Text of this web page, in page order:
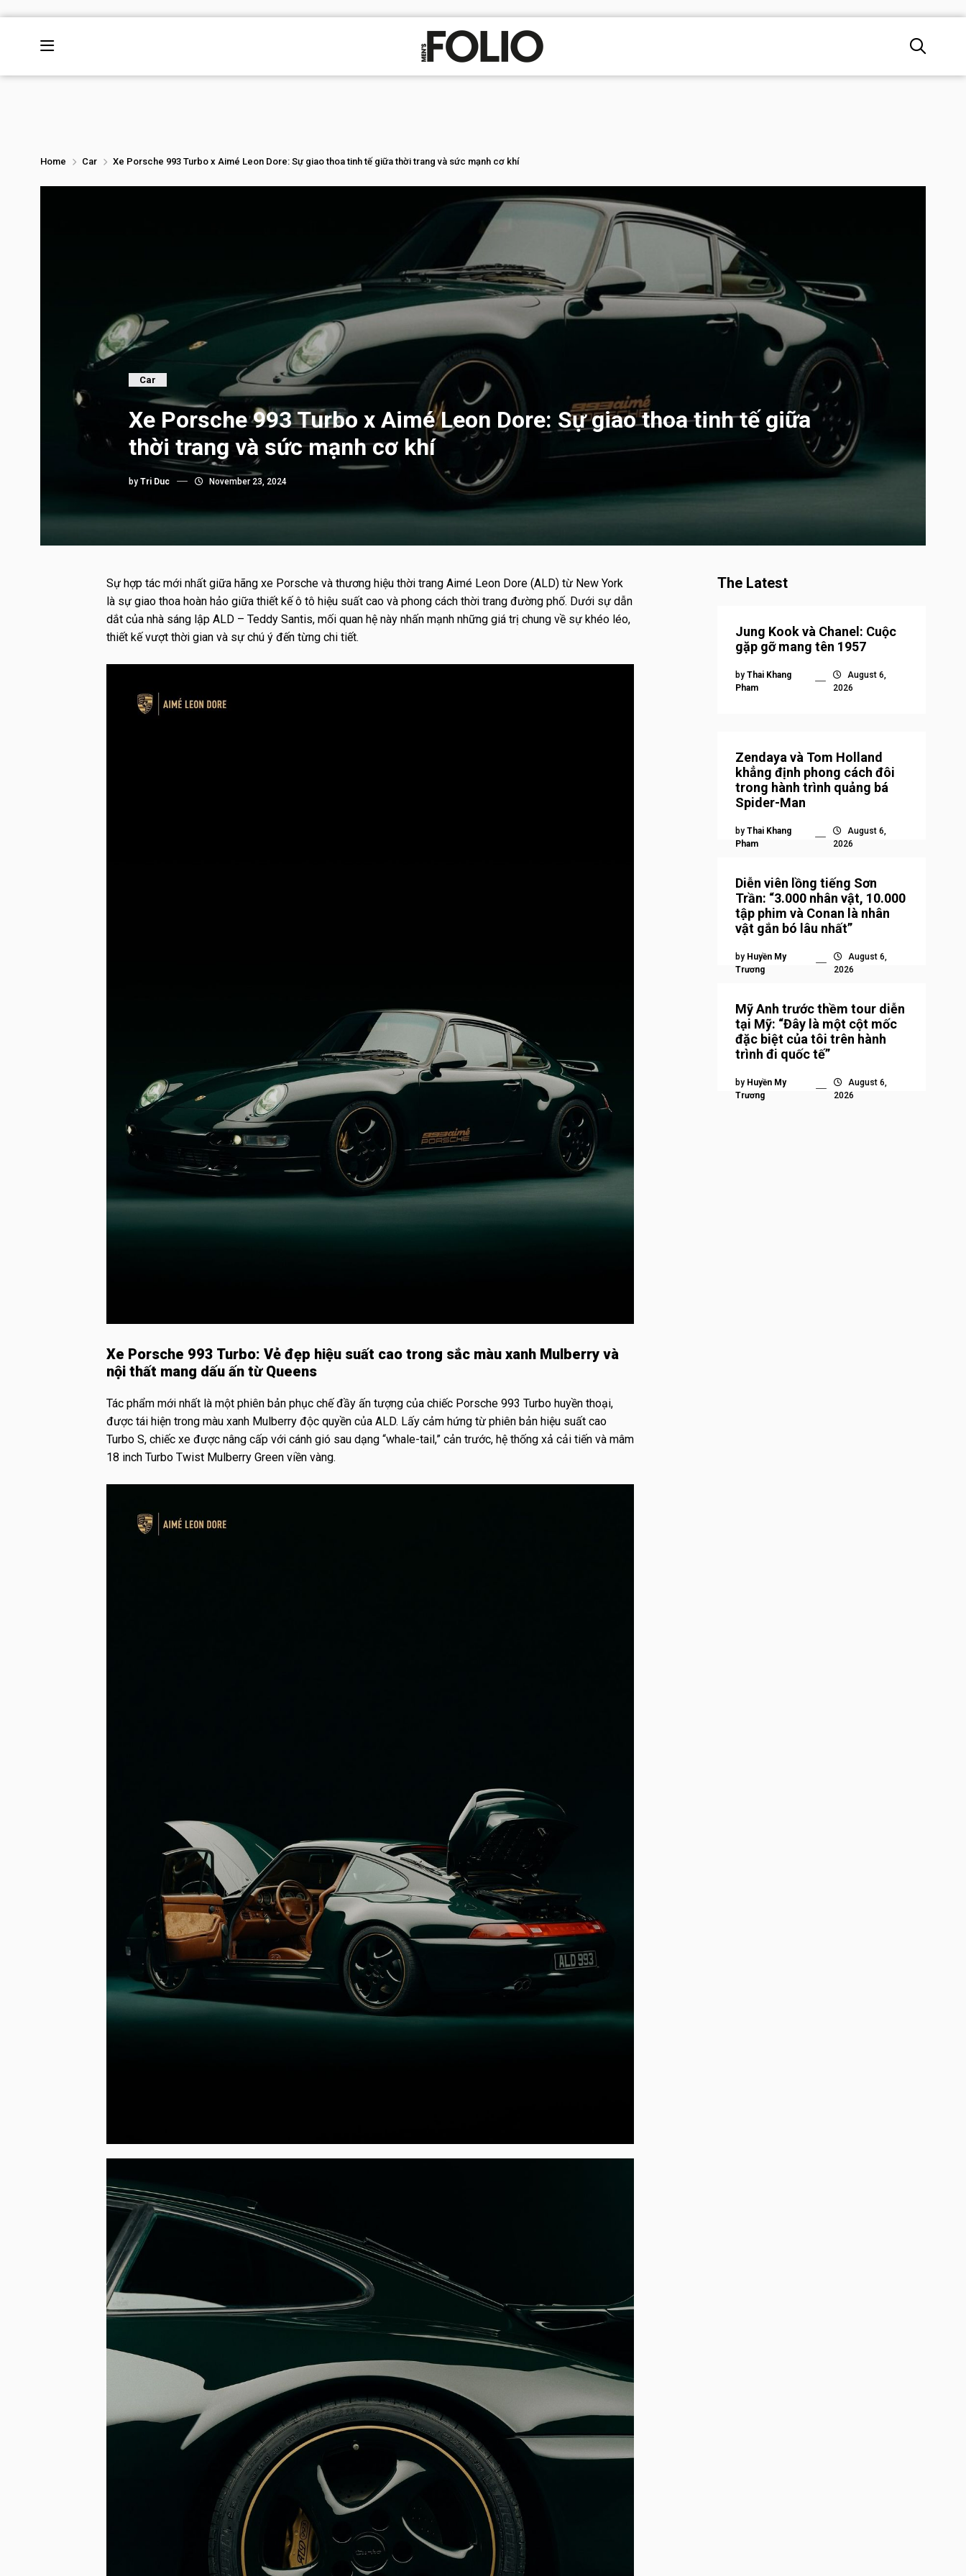
Home Car Xe Porsche 993 Turbo x Aimé Leon Dore: Sự giao thoa tinh tế giữa thời trang và sức mạnh cơ khí
Car
Xe Porsche 993 Turbo x Aimé Leon Dore: Sự giao thoa tinh tế giữa
thời trang và sức mạnh cơ khí
byTri Duc November 23, 2024
Sự hợp tác mới nhất giữa hãng xe Porsche và thương hiệu thời trang Aimé Leon Dore (ALD) từ New York
là sự giao thoa hoàn hảo giữa thiết kế ô tô hiệu suất cao và phong cách thời trang đường phố. Dưới sự dẫn
dắt của nhà sáng lập ALD – Teddy Santis, mối quan hệ này nhấn mạnh những giá trị chung về sự khéo léo,
thiết kế vượt thời gian và sự chú ý đến từng chi tiết.
Xe Porsche 993 Turbo: Vẻ đẹp hiệu suất cao trong sắc màu xanh Mulberry và
nội thất mang dấu ấn từ Queens
Tác phẩm mới nhất là một phiên bản phục chế đầy ấn tượng của chiếc Porsche 993 Turbo huyền thoại,
được tái hiện trong màu xanh Mulberry độc quyền của ALD. Lấy cảm hứng từ phiên bản hiệu suất cao
Turbo S, chiếc xe được nâng cấp với cánh gió sau dạng “whale-tail,” cản trước, hệ thống xả cải tiến và mâm
18 inch Turbo Twist Mulberry Green viền vàng.
The Latest
Jung Kook và Chanel: Cuộc
gặp gỡ mang tên 1957
by Thai Khang
Pham
August 6,
2026
Zendaya và Tom Holland
khẳng định phong cách đôi
trong hành trình quảng bá
Spider-Man
by Thai Khang
Pham
August 6,
2026
Diễn viên lồng tiếng Sơn
Trần: “3.000 nhân vật, 10.000
tập phim và Conan là nhân
vật gắn bó lâu nhất”
by Huyền My
Trương
August 6,
2026
Mỹ Anh trước thềm tour diễn
tại Mỹ: “Đây là một cột mốc
đặc biệt của tôi trên hành
trình đi quốc tế”
by Huyền My
Trương
August 6,
2026